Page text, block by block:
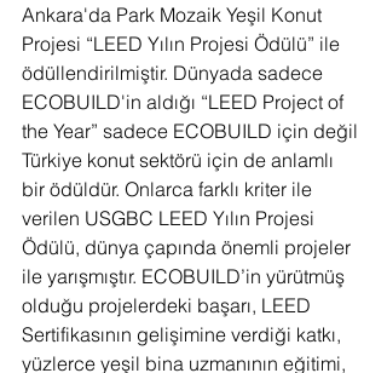
Ankara'da Park Mozaik Yeşil Konut
Projesi “LEED Yılın Projesi Ödülü” ile
ödüllendirilmiştir. Dünyada sadece
ECOBUILD'in aldığı “LEED Project of
the Year” sadece ECOBUILD için değil
Türkiye konut sektörü için de anlamlı
bir ödüldür. Onlarca farklı kriter ile
verilen USGBC LEED Yılın Projesi
Ödülü, dünya çapında önemli projeler
ile yarışmıştır. ECOBUILD’in yürütmüş
olduğu projelerdeki başarı, LEED
Sertifikasının gelişimine verdiği katkı,
yüzlerce yeşil bina uzmanının eğitimi,